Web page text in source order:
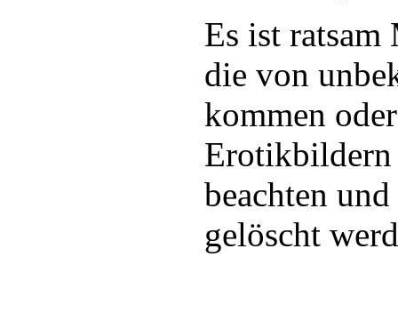
Es ist
die von
kommen
beachten
gelöscht